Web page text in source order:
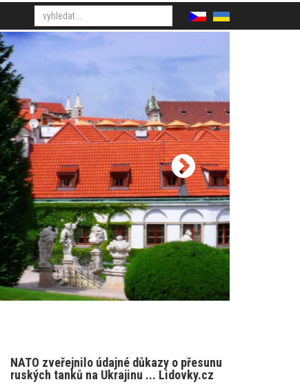
NATO zveřejnilo údajné důkazy o přesunu
ruských tanků na Ukrajinu ... Lidovky.cz